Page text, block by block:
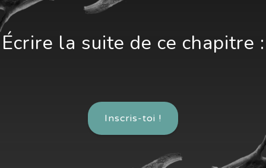
Écrire la suite de ce chapitre :
Inscris-toi !